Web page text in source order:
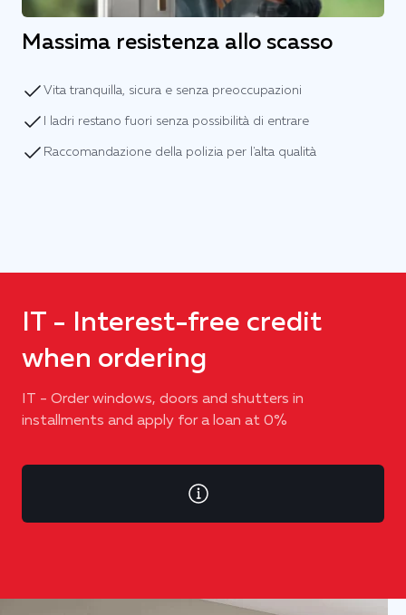
Massima resistenza allo scasso
Vita tranquilla, sicura e senza preoccupazioni
I ladri restano fuori senza possibilità di entrare
Raccomandazione della polizia per l'alta qualità
IT - Interest-free credit
when ordering
IT - Order windows, doors and shutters in
installments and apply for a loan at 0%